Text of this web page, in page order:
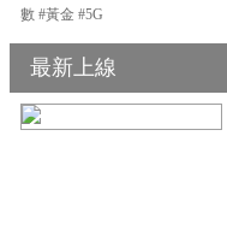
數 #黃金 #5G
最新上線